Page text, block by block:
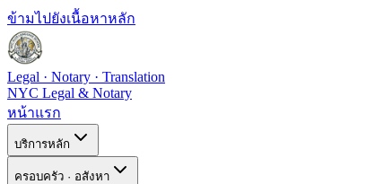
ข้ามไปยังเนื้อหาหลัก
Legal · Notary · Translation
NYC Legal & Notary
หน้าแรก
บริการหลัก
ครอบครัว · อสังหา